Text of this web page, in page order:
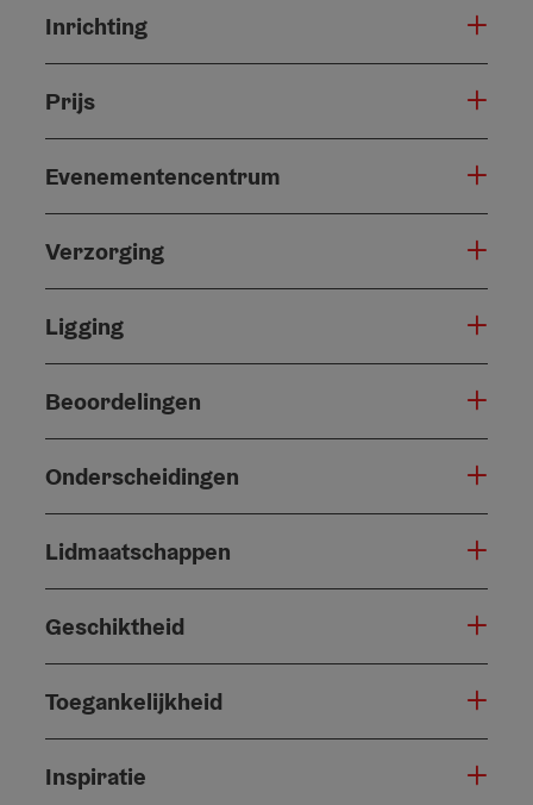
Inrichting
Prijs
Evenementencentrum
Verzorging
Ligging
Beoordelingen
Onderscheidingen
Lidmaatschappen
Geschiktheid
Toegankelijkheid
Inspiratie